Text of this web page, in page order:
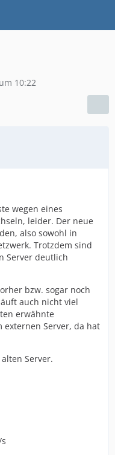
10:22
wegen eines
leider. Der neue
also sowohl in
Trotzdem sind
Server deutlich
bzw. sogar noch
auch nicht viel
erwähnte
externen Server, da hat
Server.